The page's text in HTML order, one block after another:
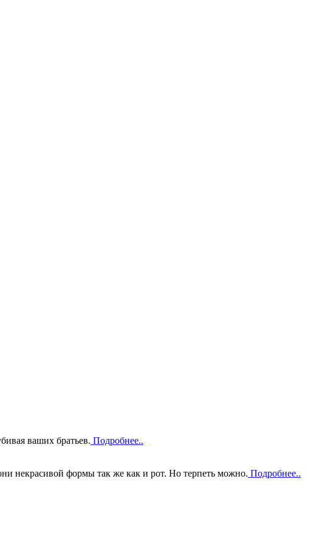
ваших братьев. Подробнее..
некрасивой формы так же как и рот. Но терпеть можно. Подробнее..